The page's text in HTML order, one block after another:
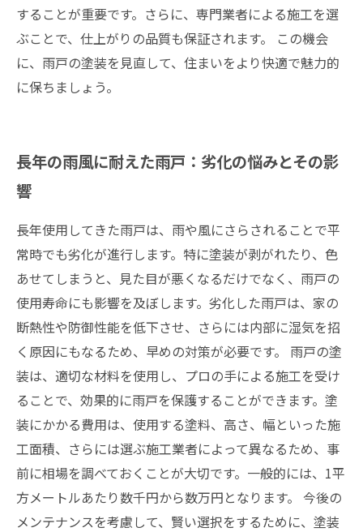
することが重要です。さらに、専門業者による施工を選
ぶことで、仕上がりの品質も保証されます。 この機会
に、雨戸の塗装を見直して、住まいをより快適で魅力的
に保ちましょう。
長年の雨風に耐えた雨戸：劣化の悩みとその影
響
長年使用してきた雨戸は、雨や風にさらされることで平
常時でも劣化が進行します。特に塗装が剥がれたり、色
あせてしまうと、見た目が悪くなるだけでなく、雨戸の
使用寿命にも影響を及ぼします。劣化した雨戸は、家の
断熱性や防御性能を低下させ、さらには内部に湿気を招
く原因にもなるため、早めの対策が必要です。 雨戸の塗
装は、適切な材料を使用し、プロの手による施工を受け
ることで、効果的に雨戸を保護することができます。塗
装にかかる費用は、使用する塗料、高さ、幅といった施
工面積、さらには選ぶ施工業者によって異なるため、事
前に相場を調べておくことが大切です。一般的には、1平
方メートルあたり数千円から数万円となります。 今後の
メンテナンスを考慮して、賢い選択をするために、塗装